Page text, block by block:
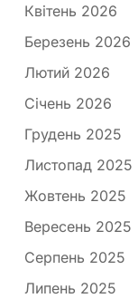
Квітень 2026
Березень 2026
Лютий 2026
Січень 2026
Грудень 2025
Листопад 2025
Жовтень 2025
Вересень 2025
Серпень 2025
Липень 2025